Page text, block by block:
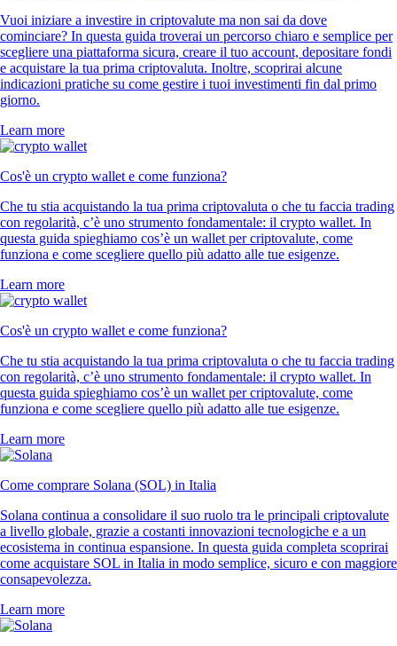
Vuoi iniziare a investire in criptovalute ma non sai da dove
cominciare? In questa guida troverai un percorso chiaro e semplice per
scegliere una piattaforma sicura, creare il tuo account, depositare fondi
e acquistare la tua prima criptovaluta. Inoltre, scoprirai alcune
indicazioni pratiche su come gestire i tuoi investimenti fin dal primo
giorno.
Learn more
Cos'è un crypto wallet e come funziona?
Che tu stia acquistando la tua prima criptovaluta o che tu faccia trading
con regolarità, c’è uno strumento fondamentale: il crypto wallet. In
questa guida spieghiamo cos’è un wallet per criptovalute, come
funziona e come scegliere quello più adatto alle tue esigenze.
Learn more
Cos'è un crypto wallet e come funziona?
Che tu stia acquistando la tua prima criptovaluta o che tu faccia trading
con regolarità, c’è uno strumento fondamentale: il crypto wallet. In
questa guida spieghiamo cos’è un wallet per criptovalute, come
funziona e come scegliere quello più adatto alle tue esigenze.
Learn more
Come comprare Solana (SOL) in Italia
Solana continua a consolidare il suo ruolo tra le principali criptovalute
a livello globale, grazie a costanti innovazioni tecnologiche e a un
ecosistema in continua espansione. In questa guida completa scoprirai
come acquistare SOL in Italia in modo semplice, sicuro e con maggiore
consapevolezza.
Learn more